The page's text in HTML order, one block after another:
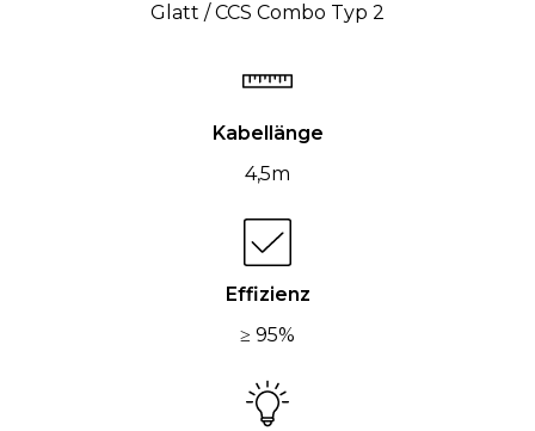
Glatt / CCS Combo Typ 2
Kabellänge
4,5m
Effizienz
≥ 95%